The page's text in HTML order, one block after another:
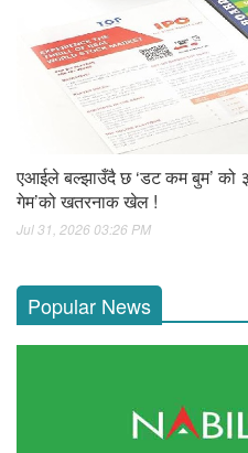
एआईले बल्झाउँदै छ ‘डट कम बुम’ को ३
गेम’को खतरनाक खेल !
Jul 31, 2026 03:26 PM
Popular News